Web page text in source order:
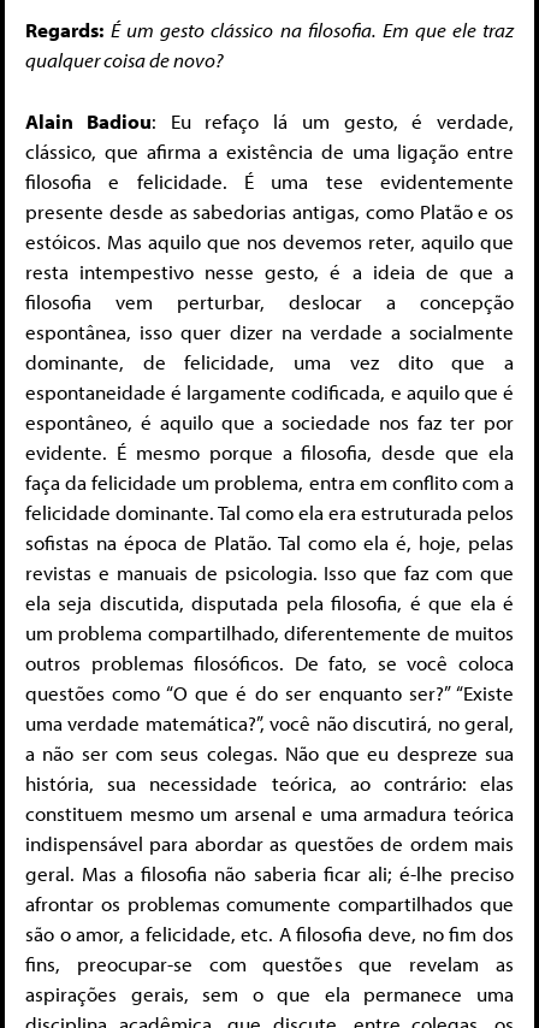
Regards: É um gesto clássico na filosofia. Em que ele traz
qualquer coisa de novo?
Alain Badiou: Eu refaço lá um gesto, é verdade,
clássico, que afirma a existência de uma ligação entre
filosofia e felicidade. É uma tese evidentemente
presente desde as sabedorias antigas, como Platão e os
estóicos. Mas aquilo que nos devemos reter, aquilo que
resta intempestivo nesse gesto, é a ideia de que a
filosofia vem perturbar, deslocar a concepção
espontânea, isso quer dizer na verdade a socialmente
dominante, de felicidade, uma vez dito que a
espontaneidade é largamente codificada, e aquilo que é
espontâneo, é aquilo que a sociedade nos faz ter por
evidente. É mesmo porque a filosofia, desde que ela
faça da felicidade um problema, entra em conflito com a
felicidade dominante. Tal como ela era estruturada pelos
sofistas na época de Platão. Tal como ela é, hoje, pelas
revistas e manuais de psicologia. Isso que faz com que
ela seja discutida, disputada pela filosofia, é que ela é
um problema compartilhado, diferentemente de muitos
outros problemas filosóficos. De fato, se você coloca
questões como “O que é do ser enquanto ser?” “Existe
uma verdade matemática?”, você não discutirá, no geral,
a não ser com seus colegas. Não que eu despreze sua
história, sua necessidade teórica, ao contrário: elas
constituem mesmo um arsenal e uma armadura teórica
indispensável para abordar as questões de ordem mais
geral. Mas a filosofia não saberia ficar ali; é-lhe preciso
afrontar os problemas comumente compartilhados que
são o amor, a felicidade, etc. A filosofia deve, no fim dos
fins, preocupar-se com questões que revelam as
aspirações gerais, sem o que ela permanece uma